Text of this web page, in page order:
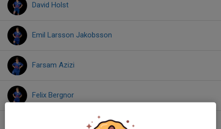
David Holst
Emil Larsson Jakobsson
Farsam Azizi
Felix Bergnor
Harry Westerberg